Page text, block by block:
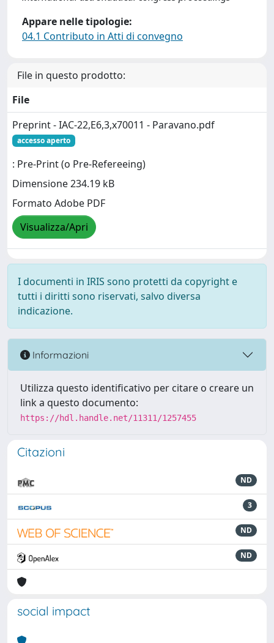
Appare nelle tipologie:
04.1 Contributo in Atti di convegno
File in questo prodotto:
File
Preprint - IAC-22,E6,3,x70011 - Paravano.pdf
accesso aperto
: Pre-Print (o Pre-Refereeing)
Dimensione 234.19 kB
Formato Adobe PDF
Visualizza/Apri
I documenti in IRIS sono protetti da copyright e
tutti i diritti sono riservati, salvo diversa
indicazione.
Informazioni
Utilizza questo identificativo per citare o creare un
link a questo documento:
https://hdl.handle.net/11311/1257455
Citazioni
ND
3
ND
ND
social impact